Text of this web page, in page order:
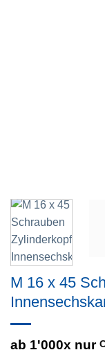
M 16 x 45
ab 1'000x nur